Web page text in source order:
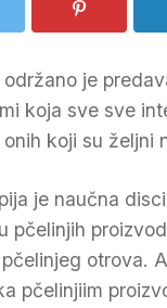
je
koja sve sve
koji su željni
je naučna
pčelinjih
otrova.
pčelinjiim